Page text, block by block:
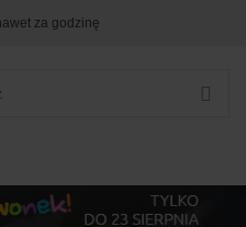
na Newsletter.
za godzinę